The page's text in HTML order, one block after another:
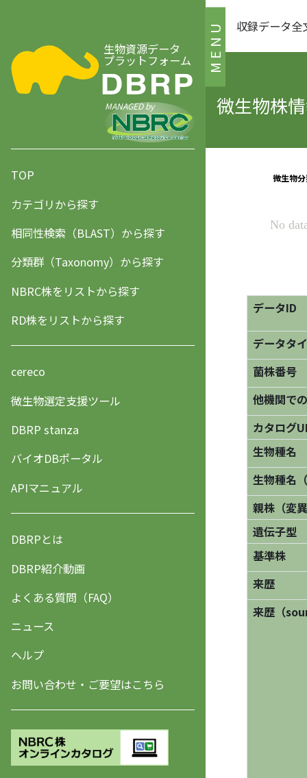
MENU
生物資源データ
プラットフォーム
MANAGED by
TOP
カテゴリから探す
相同性検索（BLAST）から探す
分類群（Taxonomy）から探す
NBRC株をリストから探す
RD株をリストから探す
cereco
微生物選定支援ツール
DBRP stanza
バイオDBポータル
APIマニュアル
DBRPとは
DBRP紹介動画
よくある質問（FAQ）
ニュース
ヘルプ
お問い合わせ・ご要望はこちら
収録データ全
微生物株
データID
データタ
菌株番号
他機関で
カタログ
生物種名
生物種名
親株（変
遺伝子型
基準株
来歴
来歴（